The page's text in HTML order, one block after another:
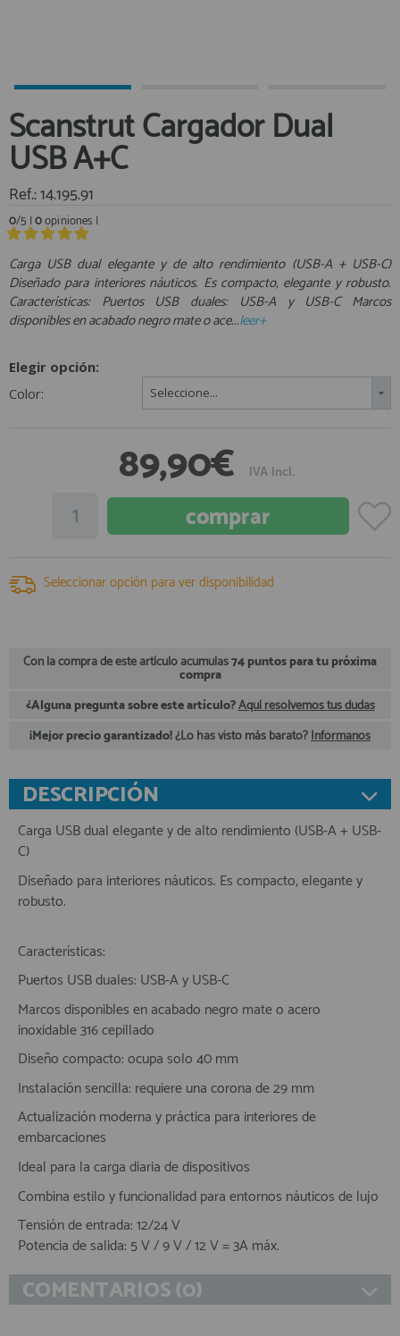
Libros
Mantenimiento y Limpieza
Motores
Navegacion
Neveras y Termos
Seguridad
Vela y Maniobra
Tiempo Libre
INFORMACION
910 60 71 03
HORARIO de TIENDA:
910 51 49 87 Whatsapp
info@francobordo.com
registro cliente
Área profesionales
Regístrate y aprovecha los descuentos y ventajas de ser
Profesional de la Náutica
Únete ya a los mas de de 500 Profesionales de la Náutica
Scanstrut Cargador Dual
USB A+C
Ref.: 14.195.91
0/5 |0opiniones |
Carga USB dual elegante y de alto rendimiento (USB-A + USB-C)
Diseñado para interiores náuticos. Es compacto, elegante y robusto.
Características: Puertos USB duales: USB-A y USB-C Marcos
disponibles en acabado negro mate o ace...leer+
Elegir opción:
Color:
Seleccione...
89,90€ IVA Incl.
Seleccionar opción para ver disponibilidad
Con la compra de este artículo acumulas74 puntos para tu próxima
compra
¿Alguna pregunta sobre este artículo?Aquí resolvemos tus dudas
¡Mejor precio garantizado!¿Lo has visto más barato?Infórmanos
DESCRIPCIÓN
Carga USB dual elegante y de alto rendimiento (USB-A + USB-
C)
Diseñado para interiores náuticos. Es compacto, elegante y
robusto.
Características:
Puertos USB duales: USB-A y USB-C
Marcos disponibles en acabado negro mate o acero
inoxidable 316 cepillado
Diseño compacto: ocupa solo 40 mm
Instalación sencilla: requiere una corona de 29 mm
Actualización moderna y práctica para interiores de
embarcaciones
Ideal para la carga diaria de dispositivos
Combina estilo y funcionalidad para entornos náuticos de lujo
Tensión de entrada: 12/24 V
Potencia de salida: 5 V / 9 V / 12 V = 3A máx.
COMENTARIOS (0)